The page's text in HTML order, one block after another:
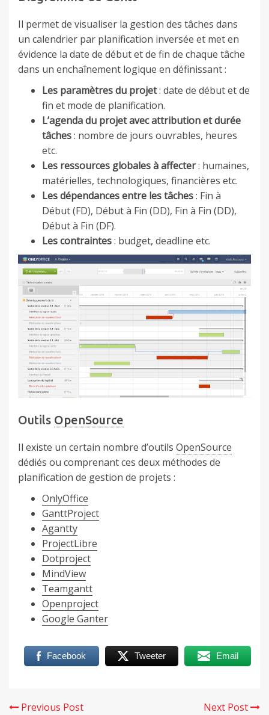
Il permet de visualiser la gestion des tâches dans
un calendrier par planification inversée et met en
évidence la date de début et de fin de chaque tâche
dans un enchaînement logique en définissant :
Les paramètres du projet: date de début et de
fin et mode de planification.
L’agenda du projet avec attribution et durée
tâches: nombre de jours ouvrables, heures
etc.
Les ressources globales à affecter: humaines,
matérielles, technologiques, financières etc.
Les dépendances entre les tâches: Fin à
Début (FD), Début à Fin (DD), Fin à Fin (DD),
Début à Fin (DF).
Les contraintes: budget, deadline etc.
Outils OpenSource
Il existe un certain nombre d’outils OpenSource
dédiés ou comprenant ces deux méthodes de
planification de gestion de projets :
OnlyOffice
GanttProject
Agantty
ProjectLibre
Dotproject
MindView
Teamgantt
Openproject
Google Ganter
Facebook Tweeter Email
Previous Post Next Post